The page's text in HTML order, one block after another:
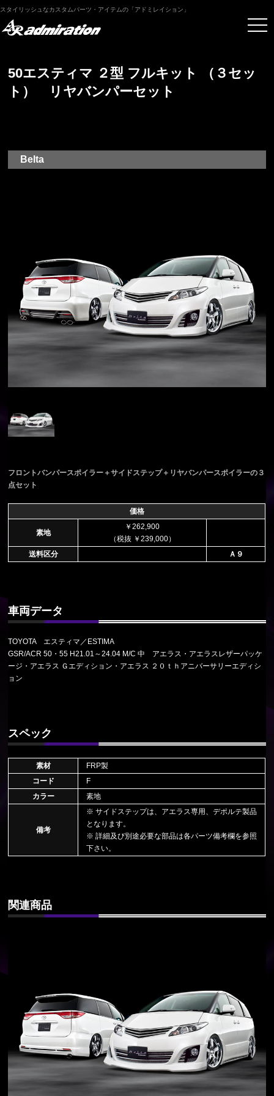
スタイリッシュなカスタムパーツ・アイテムの「アドミレイション」
50エスティマ ２型 フルキット （３セッ
ト） リヤバンパーセット
Belta
フロントバンパースポイラー＋サイドステップ＋リヤバンパースポイラーの３
点セット
価格
素地
￥262,900
（税抜 ￥239,000）
送料区分
Ａ９
車両データ
TOYOTA エスティマ／ESTIMA
GSR/ACR 50・55 H21.01～24.04 M/C 中 アエラス・アエラスレザーパッケ
ージ・アエラス Ｇエディション・アエラス ２０ｔｈアニバーサリーエディシ
ョン
スペック
素材
FRP製
コード
F
カラー
素地
備考
※ サイドステップは、アエラス専用、デポルテ製品
となります。
※ 詳細及び別途必要な部品は各パーツ備考欄を参照
下さい。
関連商品